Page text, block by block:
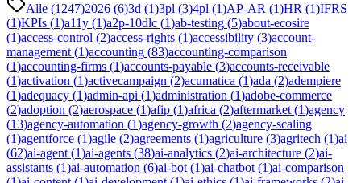
Alle (1247)2026 (6)3d (1)3pl (3)4pl (1)AP-AR (1)HR (1)IFRS
(1)KPIs (1)a11y (1)a2p-10dlc (1)ab-testing (5)about-ecosire
(1)access-control (2)access-rights (1)accessibility (3)account-
management (1)accounting (83)accounting-comparison
(1)accounting-firms (1)accounts-payable (3)accounts-receivable
(1)activation (1)activecampaign (2)acumatica (1)ada (2)adempiere
(1)adequacy (1)admin-api (1)administration (1)adobe-commerce
(2)adoption (2)aerospace (1)afip (1)africa (2)aftermarket (1)agency
(13)agency-automation (1)agency-growth (2)agency-scaling
(1)agentforce (1)agile (2)agreements (1)agriculture (3)agritech (1)ai
(62)ai-agent (1)ai-agents (38)ai-analytics (2)ai-architecture (2)ai-
assistants (1)ai-automation (6)ai-bot (1)ai-chatbot (1)ai-comparison